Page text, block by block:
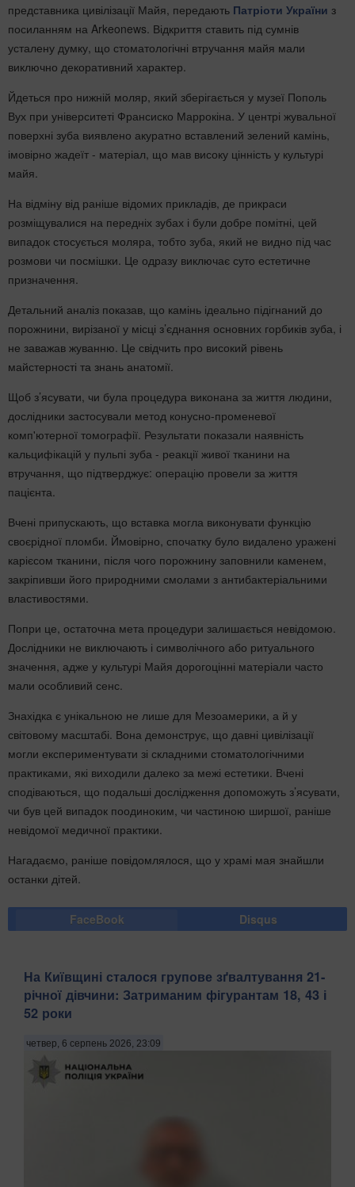
представника цивілізації Майя, передають Патріоти України з
посиланням на Arkeonews. Відкриття ставить під сумнів
усталену думку, що стоматологічні втручання майя мали
виключно декоративний характер.
Йдеться про нижній моляр, який зберігається у музеї Пополь
Вух при університеті Франсиско Маррокіна. У центрі жувальної
поверхні зуба виявлено акуратно вставлений зелений камінь,
імовірно жадеїт - матеріал, що мав високу цінність у культурі
майя.
На відміну від раніше відомих прикладів, де прикраси
розміщувалися на передніх зубах і були добре помітні, цей
випадок стосується моляра, тобто зуба, який не видно під час
розмови чи посмішки. Це одразу виключає суто естетичне
призначення.
Детальний аналіз показав, що камінь ідеально підігнаний до
порожнини, вирізаної у місці з’єднання основних горбиків зуба, і
не заважав жуванню. Це свідчить про високий рівень
майстерності та знань анатомії.
Щоб з’ясувати, чи була процедура виконана за життя людини,
дослідники застосували метод конусно-променевої
комп'ютерної томографії. Результати показали наявність
кальцифікацій у пульпі зуба - реакції живої тканини на
втручання, що підтверджує: операцію провели за життя
пацієнта.
Вчені припускають, що вставка могла виконувати функцію
своєрідної пломби. Ймовірно, спочатку було видалено уражені
карієсом тканини, після чого порожнину заповнили каменем,
закріпивши його природними смолами з антибактеріальними
властивостями.
Попри це, остаточна мета процедури залишається невідомою.
Дослідники не виключають і символічного або ритуального
значення, адже у культурі Майя дорогоцінні матеріали часто
мали особливий сенс.
Знахідка є унікальною не лише для Мезоамерики, а й у
світовому масштабі. Вона демонструє, що давні цивілізації
могли експериментувати зі складними стоматологічними
практиками, які виходили далеко за межі естетики. Вчені
сподіваються, що подальші дослідження допоможуть з’ясувати,
чи був цей випадок поодиноким, чи частиною ширшої, раніше
невідомої медичної практики.
Нагадаємо, раніше повідомлялося, що у храмі мая знайшли
останки дітей.
FaceBook Disqus
На Київщині сталося групове зґвалтування 21-
річної дівчини: Затриманим фігурантам 18, 43 і
52 роки
четвер, 6 серпень 2026, 23:09